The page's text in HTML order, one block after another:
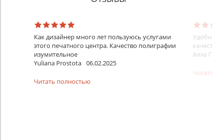
Как дизайнер много лет пользуюсь услугами
этого печатного центра. Качество полиграфии
изумительное
Yuliana Prostota 06.02.2025
Читать полностью
Алла
Читать